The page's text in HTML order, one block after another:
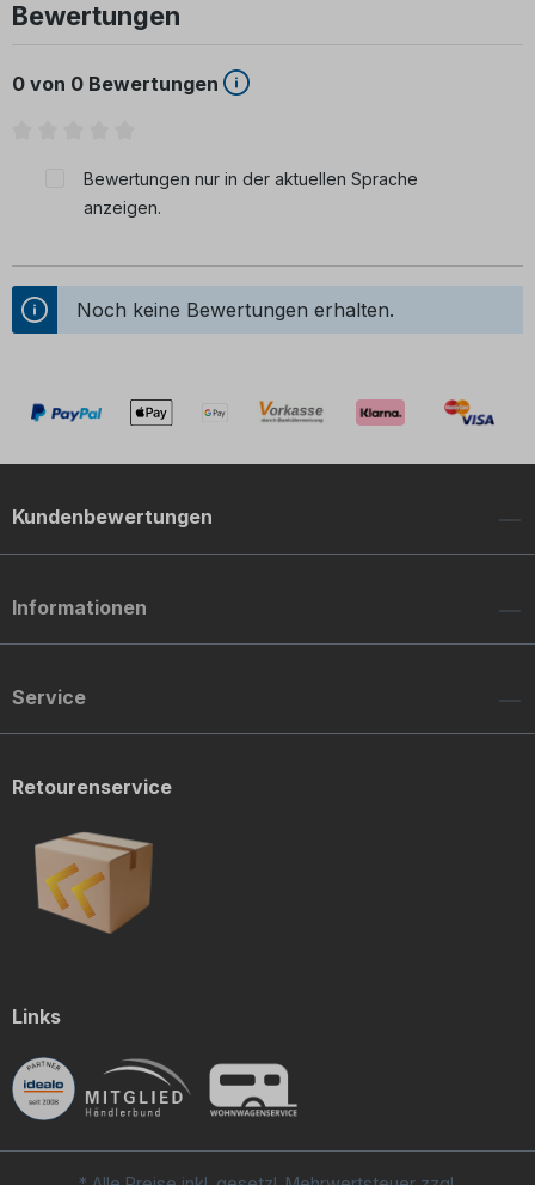
Bewertungen
0 von 0 Bewertungen
Bewertungen nur in der aktuellen Sprache
anzeigen.
Noch keine Bewertungen erhalten.
Kundenbewertungen
Informationen
Service
Retourenservice
Links